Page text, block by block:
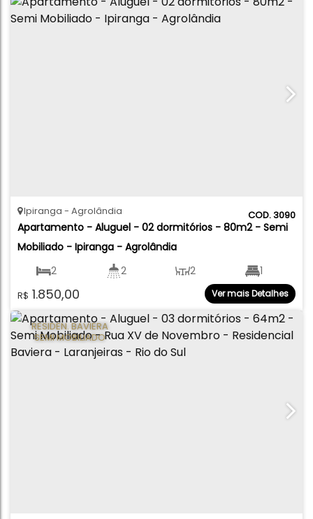
3090
Apartamento - Aluguel - 02 dormitórios - 80m2 - Semi
Mobiliado - Ipiranga - Agrolândia
R$ 1.850,00
Ipiranga Agrolândia
2 2 2 1
1 Ver mais Detalhes
RESIDEN. BAVIERA
SEMI MOBILIADO